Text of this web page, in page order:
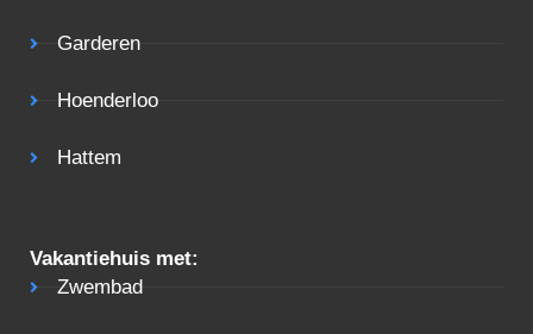
Garderen
Hoenderloo
Hattem
Vakantiehuis met:
Zwembad